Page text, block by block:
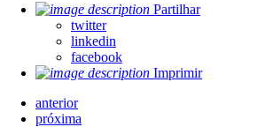
Partilhar
twitter
linkedin
facebook
Imprimir
anterior
próxima